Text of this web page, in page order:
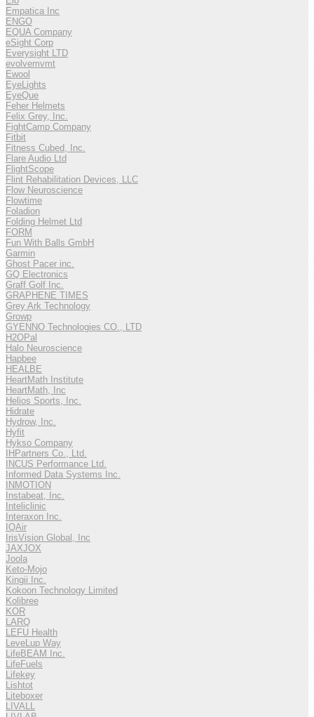
Empatica Inc
ENGO
EQUA Company
eSight Corp
Everysight LTD
evolvemvmt
Ewool
EyeLights
EyeQue
Feher Helmets
Felix Grey, Inc.
FightCamp Company
Fitbit
Fitness Cubed, Inc.
Flare Audio Ltd
FlightScope
Flint Rehabilitation Devices, LLC
Flow Neuroscience
Flowtime
Foladion
Folding Helmet Ltd
FORM
Fun With Balls GmbH
Garmin
Ghost Pacer inc.
GQ Electronics
Graff Golf Inc.
GRAPHENE TIMES
Grey Ark Technology
Growp
GYENNO Technologies CO., LTD
H2OPal
Halo Neuroscience
Hapbee
HEALBE
HeartMath Institute
HeartMath, Inc
Helios Sports, Inc.
Hidrate
Hydrow, Inc.
Hyfit
Hykso Company
IHPartners Co., Ltd.
INCUS Performance Ltd.
Informed Data Systems Inc.
INMOTION
Instabeat, Inc.
Inteliclinic
Interaxon Inc.
IQAir
IrisVision Global, Inc
JAXJOX
Joola
Keto-Mojo
Kingii Inc.
Kokoon Technology Limited
Kolibree
KOR
LARQ
LEFU Health
LeveLup Way
LifeBEAM Inc.
LifeFuels
Lifekey
Lishtot
Liteboxer
LIVALL